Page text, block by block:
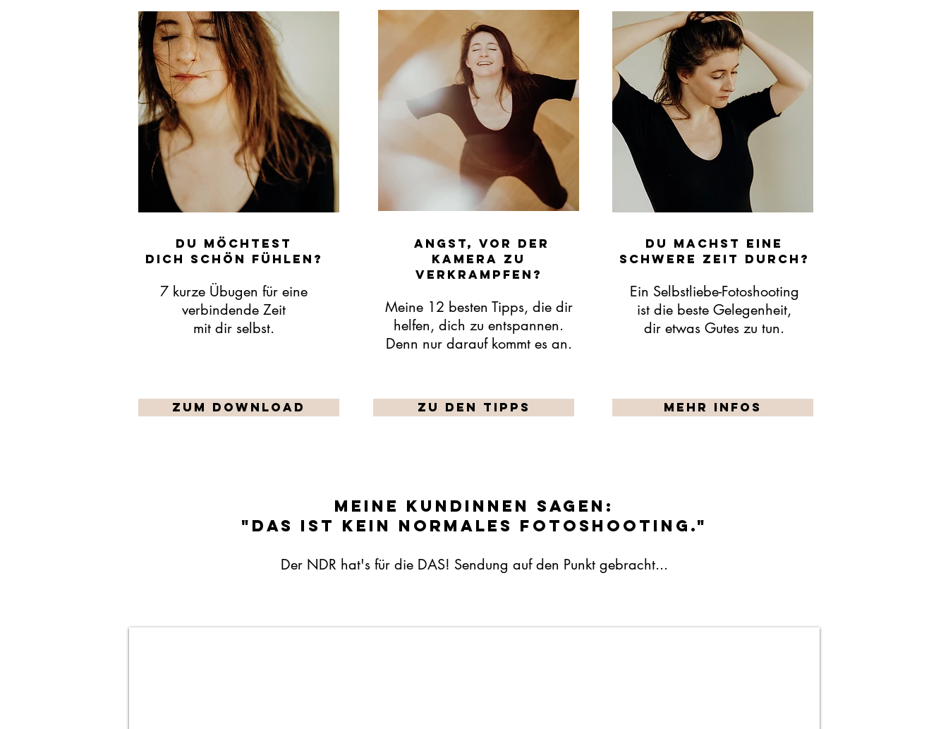
Du MÖCHTEST
DICH SCHÖN FÜHLEN ?
7 kurze Übugen für eine
verbindende Zeit
mit dir selbst.
Angst, vor der
Kamera zu
verkrampfen?
Meine 12 besten Tipps, die dir
helfen, dich zu entspannen.
Denn nur darauf kommt es an.
du machst eine
schwere zeit durch?
Ein Selbstliebe-Fotoshooting
ist die beste Gelegenheit,
dir etwas Gutes zu tun.
Zum Download Zu den Tipps Mehr Infos
MEINe KUNDINNEN SAGEN:
"dAS IST KEIN NORMALES FOTOSHOOTING."
Der NDR hat's für die DAS! Sendung auf den Punkt gebracht...